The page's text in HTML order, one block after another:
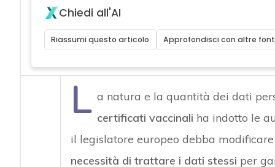
Chiedi all'AI
Riassumi questo articolo Approfondisci con altre
L a natura e la quantità dei dati
certificati vaccinali ha indotto le
il legislatore europeo debba
necessità di trattare i dati stessi per